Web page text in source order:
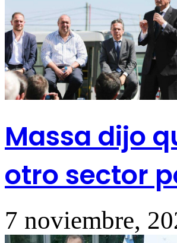
Massa dijo
otro sector
7 noviembre,